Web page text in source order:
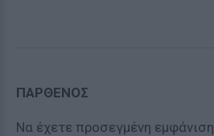
ΠΑΡΘΕΝΟΣ
Να έχετε προσεγμένη εμφάνιση